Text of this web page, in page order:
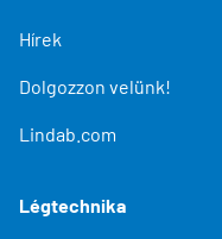
Hírek
Dolgozzon velünk!
Lindab.com
Légtechnika